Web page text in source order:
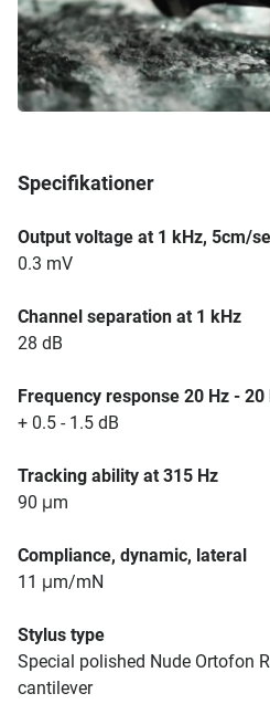
Specifikationer
Output voltage at 1 kHz, 5cm/
0.3 mV
Channel separation at 1 kHz
28 dB
Frequency response 20 Hz - 20
+ 0.5 - 1.5 dB
Tracking ability at 315 Hz
90 μm
Compliance, dynamic, lateral
11 μm/mN
Stylus type
Special polished Nude Ortofon
cantilever